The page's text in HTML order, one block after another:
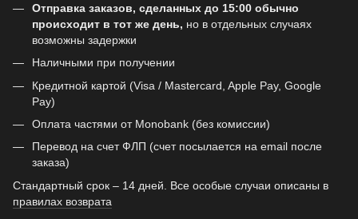
Отправка заказов, сделанных до 15:00 обычно
происходит в тот же день, но в отдельных случаях
возможны задержки
Наличными при получении
Кредитной картой (Visa / Mastercard, Apple Pay, Google
Pay)
Оплата частями от Monobank (без комиссии)
Перевод на счет ФЛП (счет посылается на email после
заказа)
Стандартный срок – 14 дней. Все особые случаи описаны в
правилах возврата